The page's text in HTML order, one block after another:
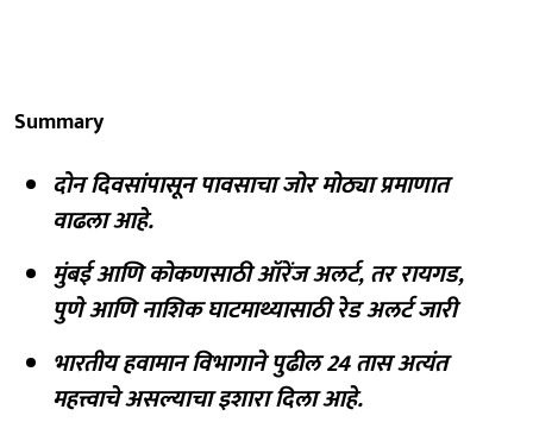
Summary
दोन दिवसांपासून पावसाचा जोर मोठ्या प्रमाणात
वाढला आहे.
मुंबई आणि कोकणसाठी ऑरेंज अलर्ट, तर रायगड,
पुणे आणि नाशिक घाटमाथ्यासाठी रेड अलर्ट जारी
भारतीय हवामान विभागाने पुढील 24 तास अत्यंत
महत्त्वाचे असल्याचा इशारा दिला आहे.